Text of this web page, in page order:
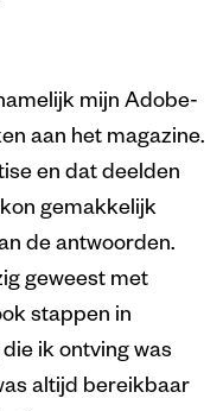
mijn Adobe-
aan het magazine.
en dat deelden
gemakkelijk
de antwoorden.
geweest met
stappen in
ik ontving was
altijd bereikbaar